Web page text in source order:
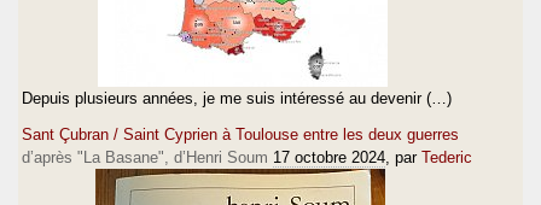
Depuis plusieurs années, je me suis intéressé au devenir (…)
Sant Çubran / Saint Cyprien à Toulouse entre les deux guerres
d’après "La Basane", d’Henri Soum 17 octobre 2024 , par Tederic